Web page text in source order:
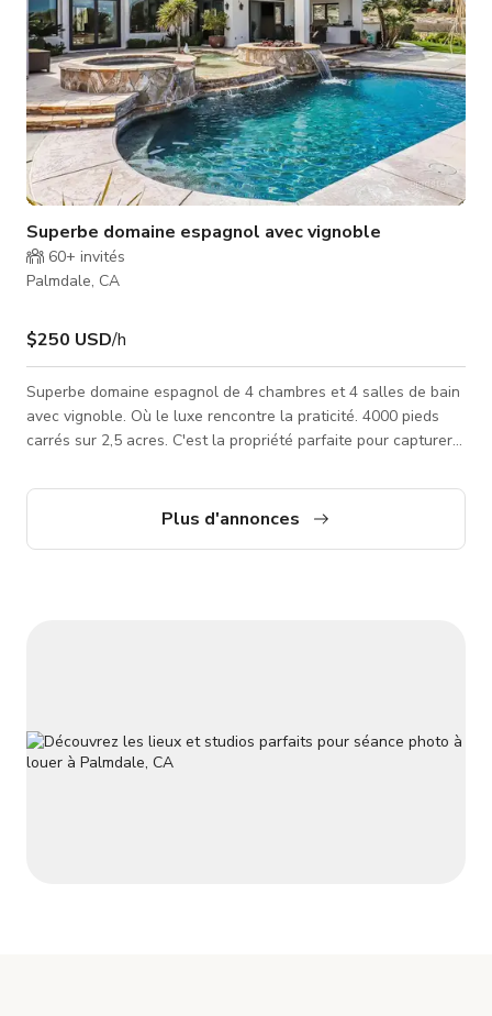
Superbe domaine espagnol avec vignoble
60+ invités
Palmdale, CA
$250 USD/h
Superbe domaine espagnol de 4 chambres et 4 salles de bain
avec vignoble. Où le luxe rencontre la praticité. 4000 pieds
carrés sur 2,5 acres. C'est la propriété parfaite pour capturer
branchements pour camping-car. Ce domaine remarquable
offre une harmonie parfaite entre élégance et fonctionnalité,
Plus d'annonces